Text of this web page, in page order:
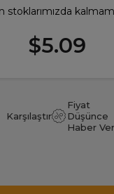
stoklarımızda
$5.09
Karşılaştır
Fiyat
Düşünce
Haber Ver